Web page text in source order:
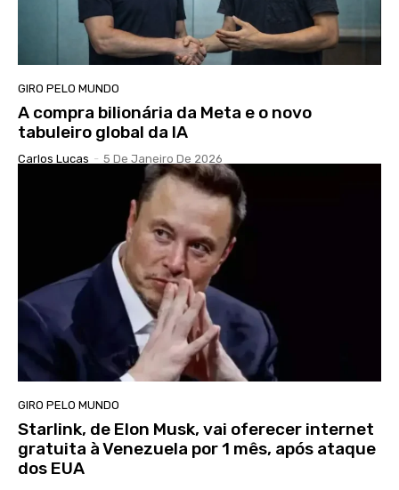
GIRO PELO MUNDO
A compra bilionária da Meta e o novo
tabuleiro global da IA
Carlos Lucas - 5 De Janeiro De 2026
GIRO PELO MUNDO
Starlink, de Elon Musk, vai oferecer internet
gratuita à Venezuela por 1 mês, após ataque
dos EUA